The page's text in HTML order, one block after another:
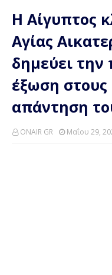
Η Αίγυπτος
Αγίας
δημεύει την
έξωση
απάντηση
ONAIR GR Μαΐου 29,